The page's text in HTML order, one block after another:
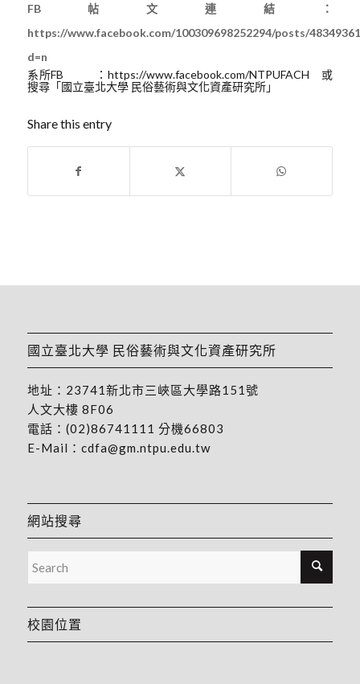
FB帖文連結：
https://www.facebook.com/100309698252294/posts/
d=n
系所FB ：https://www.facebook.com/NTPUFACH 或
搜尋「國立臺北大學 民俗藝術與文化資產研究所」
Share this entry
國立臺北大學 民俗藝術與文化資產研究所
地址： 23741新北市三峽區大學路151號
人文大樓 8F06
電話： (02)86741111 分機66803
E-Mail： cdfa@gm.ntpu.edu.tw
網站搜尋
校園位置